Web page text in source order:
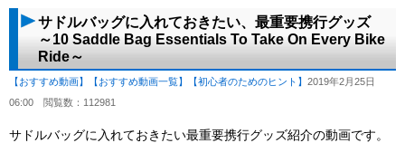
サドルバッグに入れておきたい、最重要携行グッズ
～10 Saddle Bag Essentials To Take On Every Bike
Ride～
【おすすめ動画】 【おすすめ動画一覧】 【初心者のためのヒント】 2019年2月25日
06:00 閲覧数：112981
サドルバッグに入れておきたい最重要携行グッズ紹介の動画です。